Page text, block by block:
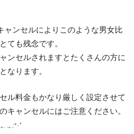
ャンセルによりこのような男女比
ても残念です。
ンセルされますとたくさんの方に
なります。
ル料金もかなり厳しく設定させて
キャンセルにはご注意ください。
. .｡.:*･゜